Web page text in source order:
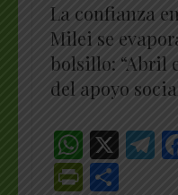
La confianza
Milei se
bolsillo: “Abril
del apoyo
X